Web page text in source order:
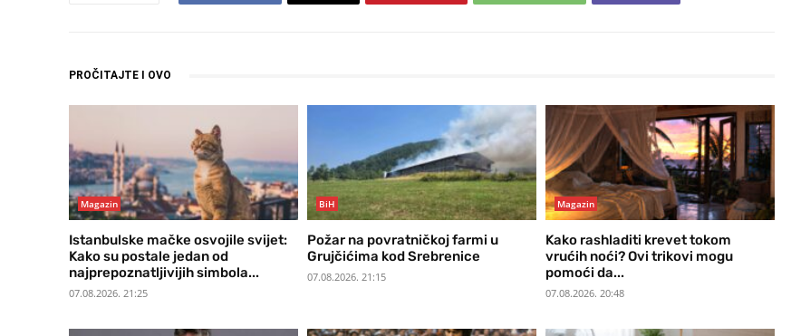
PROČITAJTE I OVO
Magazin
Istanbulske mačke osvojile svijet:
Kako su postale jedan od
najprepoznatljivijih simbola...
07.08.2026. 21:25
BiH
Požar na povratničkoj farmi u
Grujčićima kod Srebrenice
07.08.2026. 21:15
Magazin
Kako rashladiti krevet tokom
vrućih noći? Ovi trikovi mogu
pomoći da...
07.08.2026. 20:48